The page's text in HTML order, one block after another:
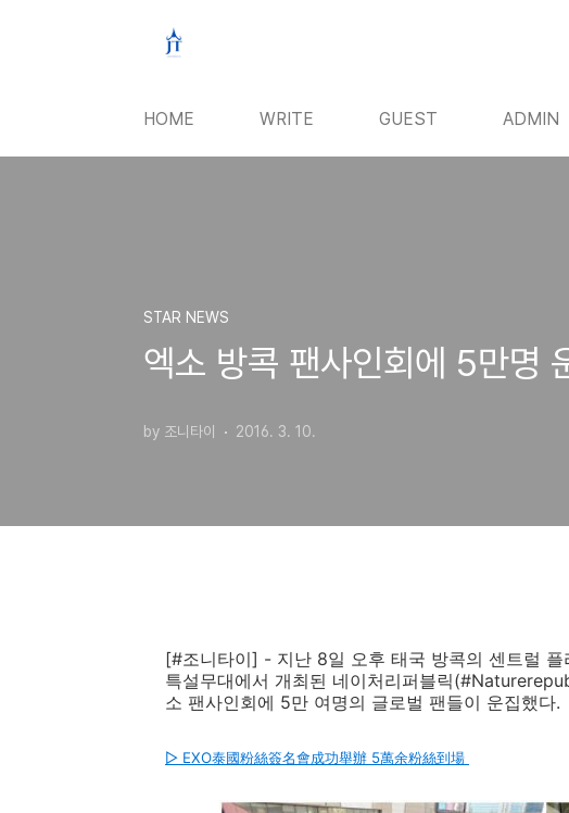
HOME WRITE GUEST ADMIN
STAR NEWS
엑소 방콕 팬사인회에 5만명
by 조니타이 2016. 3. 10.
[#조니타이] - 지난 8일 오후 태국 방콕의 센트럴
특설무대에서 개최된 네이처리퍼블릭
소 팬사인회에 5만 여명의 글로벌 팬들이 운집했다.
▷ EXO泰國粉絲簽名會成功舉辦 5萬余粉絲到場